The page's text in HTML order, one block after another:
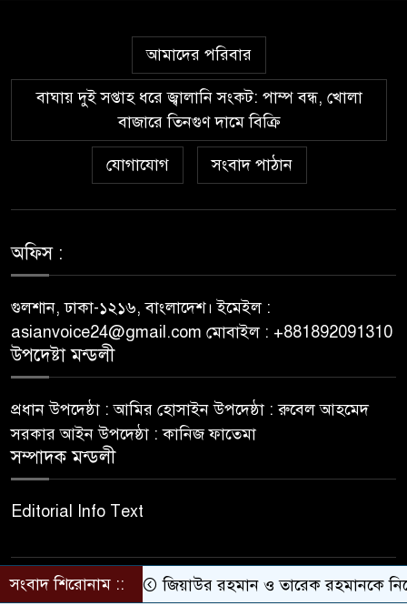
Guía paso a paso para
registrarte y jugar en
Wazamba Casino
৫
Kako sam otkrio Lolajack
Casino – osobno iskustvo od
Popularna Online Kazina:
Koja je Bolja Opcija?
Games, Revamped Bonuses
and Mobile Upgrades
৮
৯
Eth Gambling Sites for Your
Next Gaming Adventure
১০
আমাদের পরিবার
বাঘায় দুই সপ্তাহ ধরে জ্বালানি সংকট: পাম্প বন্ধ, খোলা
বাজারে তিনগুণ দামে বিক্রি
যোগাযোগ সংবাদ পাঠান
অফিস :
গুলশান, ঢাকা-১২১৬, বাংলাদেশ। ইমেইল :
asianvoice24@gmail.com মোবাইল : +881892091310
উপদেষ্টা মন্ডলী
প্রধান উপদেষ্ঠা : আমির হোসাইন উপদেষ্ঠা : রুবেল আহমেদ
সরকার আইন উপদেষ্ঠা : কানিজ ফাতেমা
সম্পাদক মন্ডলী
Editorial Info Text
© All rights reserved © asianvoice24.com
সংবাদ শিরোনাম :: জিয়াউর রহমান ও তারেক রহমানকে নিয়ে